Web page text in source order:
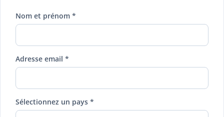
Nom et prénom *
Adresse email *
Sélectionnez un pays *